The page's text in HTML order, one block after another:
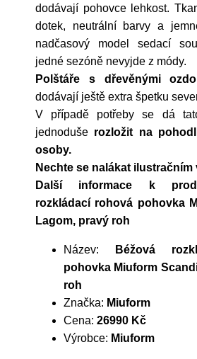
dodávají pohovce lehkost.
dotek, neutrální barvy a
nadčasový model sedací
jedné sezóně nevyjde z módy.
Polštáře s dřevěnými
dodávají ještě extra špetku
V případě potřeby se dá
jednoduše rozložit na
osoby.
Nechte se nalákat ilustračním
Další informace k
rozkládací rohová pohovka
Lagom, pravý roh
Název:
Béžová
pohovka Miuform
roh
Značka: Miuform
Cena: 26990 Kč
Výrobce: Miuform